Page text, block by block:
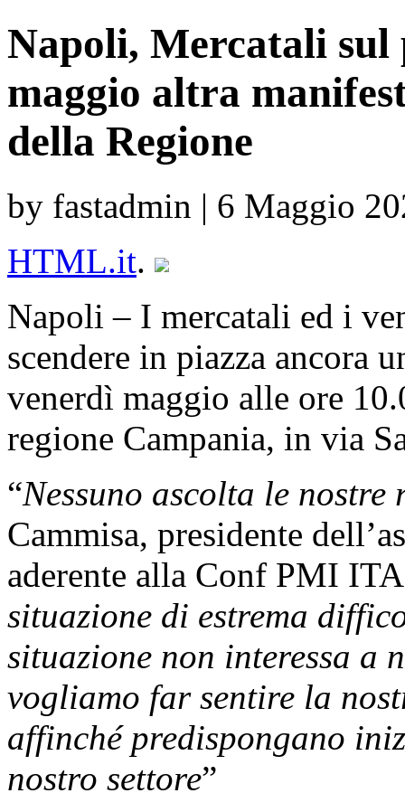
Napoli, Mercatali sul
maggio altra
della Regione
by fastadmin | 6 Maggio
HTML.it.
Napoli – I mercatali ed i
scendere in piazza ancora
venerdì maggio alle ore
regione Campania, in via
“Nessuno ascolta le
Cammisa, presidente
aderente alla Conf PMI
situazione di estrema
situazione non interessa a
vogliamo far sentire la
affinché predispongano
nostro settore”